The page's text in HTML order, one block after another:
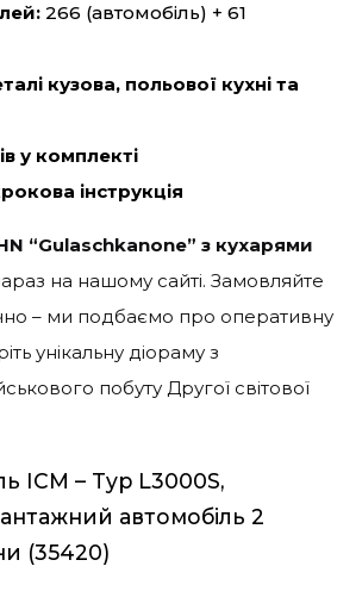
266 (автомобіль) + 61
кузова, польової кухні та
у комплекті
інструкція
“Gulaschkanone” з кухарями
на нашому сайті. Замовляйте
– ми подбаємо про оперативну
унікальну діораму з
побуту Другої світової
ICM – Typ L3000S,
автомобіль 2
(35420)